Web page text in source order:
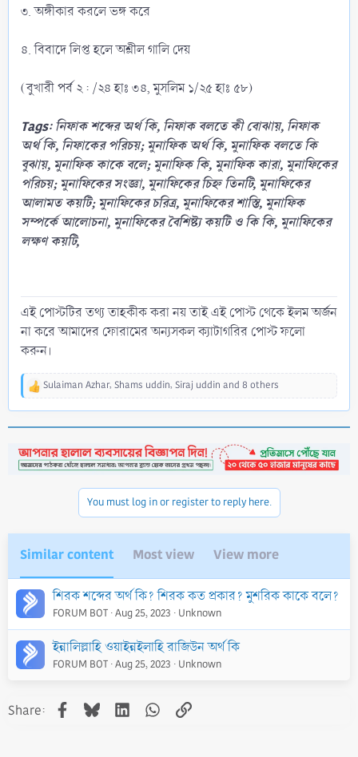
৩. অঙ্গীকার করলে ভঙ্গ করে
৪. বিবাদে লিপ্ত হলে অশ্লীল গালি দেয়
(বুখারী পর্ব ২ : /২৪ হাঃ ৩৪, মুসলিম ১/২৫ হাঃ ৫৮)
Tags: নিফাক শব্দের অর্থ কি, নিফাক বলতে কী বোঝায়, নিফাক
অর্থ কি, নিফাকের পরিচয়; মুনাফিক অর্থ কি, মুনাফিক বলতে কি
বুঝায়, মুনাফিক কাকে বলে; মুনাফিক কি, মুনাফিক কারা, মুনাফিকের
পরিচয়; মুনাফিকের সংজ্ঞা, মুনাফিকের চিহ্ন তিনটি, মুনাফিকের
আলামত কয়টি; মুনাফিকের চরিত্র, মুনাফিকের শাস্তি, মুনাফিক
সম্পর্কে আলোচনা, মুনাফিকের বৈশিষ্ট্য কয়টি ও কি কি, মুনাফিকের
লক্ষণ কয়টি,
এই পোস্টটির তথ্য তাহকীক করা নয় তাই এই পোস্ট থেকে ইলম অর্জন
না করে আমাদের ফোরামের অন্যসকল ক্যাটাগরির পোস্ট ফলো
করুন।
R
t
i
Sulaiman Azhar, Shams uddin, Siraj uddin and 8 others
You must log in or register to reply here.
Similar content Most view View more
শিরক শব্দের অর্থ কি? শিরক কত প্রকার? মুশরিক কাকে বলে?
FORUM BOT Aug 25, 2023 Unknown
ইন্নালিল্লাহি ওয়াইন্নইলাহি রাজিউন অর্থ কি
FORUM BOT Aug 25, 2023 Unknown
Share: Facebook
BlueskyLinkedInWhatsApp
Link